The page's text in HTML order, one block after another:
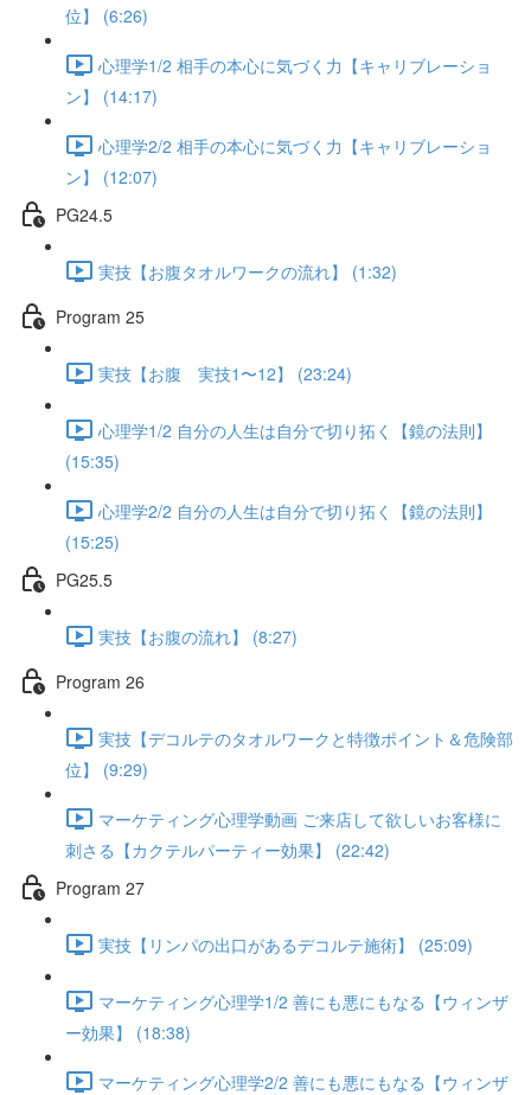
位】 (6:26)
心理学1/2 相手の本心に気づく力【キャリブレーショ
ン】 (14:17)
心理学2/2 相手の本心に気づく力【キャリブレーショ
ン】 (12:07)
PG24.5
実技【お腹タオルワークの流れ】 (1:32)
Program 25
実技【お腹 実技1〜12】 (23:24)
心理学1/2 自分の人生は自分で切り拓く【鏡の法則】
(15:35)
心理学2/2 自分の人生は自分で切り拓く【鏡の法則】
(15:25)
PG25.5
実技【お腹の流れ】 (8:27)
Program 26
実技【デコルテのタオルワークと特徴ポイント＆危険部
位】 (9:29)
マーケティング心理学動画 ご来店して欲しいお客様に
刺さる【カクテルパーティー効果】 (22:42)
Program 27
実技【リンパの出口があるデコルテ施術】 (25:09)
マーケティング心理学1/2 善にも悪にもなる【ウィンザ
ー効果】 (18:38)
マーケティング心理学2/2 善にも悪にもなる【ウィンザ